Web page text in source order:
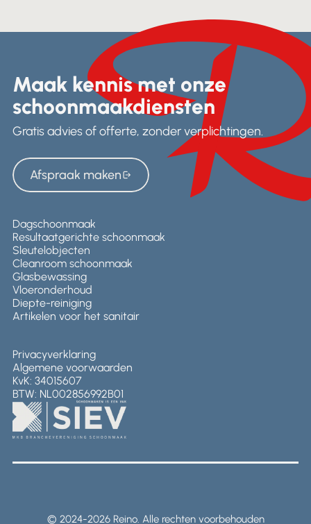
Maak kennis met onze
schoonmaakdiensten
Gratis advies of offerte, zonder verplichtingen.
Afspraak maken
Afspraak maken
Dagschoonmaak
Resultaatgerichte schoonmaak
Sleutelobjecten
Cleanroom schoonmaak
Glasbewassing
Vloeronderhoud
Diepte-reiniging
Artikelen voor het sanitair
Privacyverklaring
Algemene voorwaarden
KvK: 34015607
BTW: NL002856992B01
© 2024-2026 Reino. Alle rechten voorbehouden